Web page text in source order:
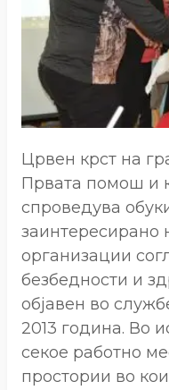
Црвен крст на
Првата помош и
спроведува
заинтересирано
организации
безбедности и
објавен во
2013 година. Во
секое работно
простории во